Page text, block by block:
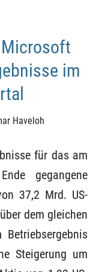
im
Haveloh
für das am
gegangene
37,2 Mrd. US-
dem gleichen
Steigerung um